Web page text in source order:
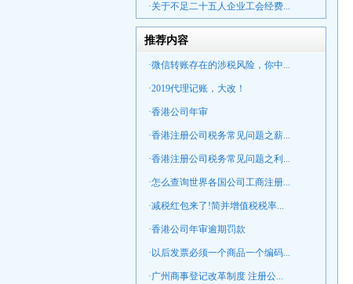
·关于不足二十五人企业工会经费...
推荐内容
·微信转账存在的涉税风险，你中...
·2019代理记账，大改！
·香港公司年审
·香港注册公司税务常见问题之薪...
·香港注册公司税务常见问题之利...
·怎么查询世界各国公司工商注册...
·减税红包来了!简并增值税税率...
·香港公司年审逾期罚款
·以后发票必须一个商品一个编码...
·广州商事登记改革制度 注册公...